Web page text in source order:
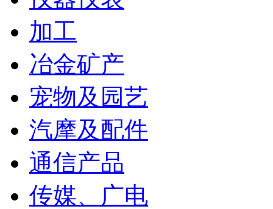
加工
冶金矿产
宠物及园艺
汽摩及配件
通信产品
传媒、广电